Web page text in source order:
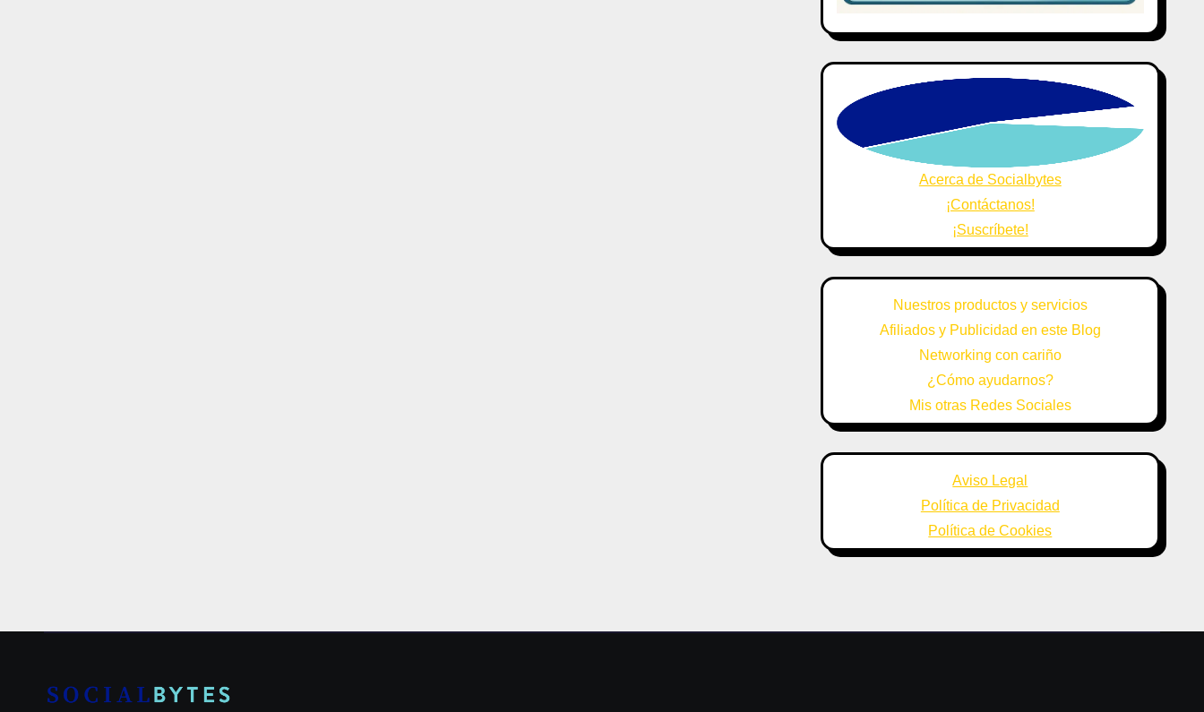
Acerca de Socialbytes
¡Contáctanos!
¡Suscríbete!
Nuestros productos y servicios
Afiliados y Publicidad en este Blog
Networking con cariño
¿Cómo ayudarnos?
Mis otras Redes Sociales
Aviso Legal
Política de Privacidad
Política de Cookies